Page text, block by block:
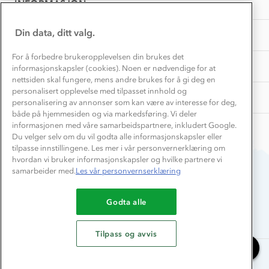
INFORMASJON
OM OSS
TIPS OG RÅD
Store størrelser
Turmat oppskrifter
Beredskap
AKTIVITETER
Leirskole 🥾
Barnehageansatt
Tips til hyttetur
Du betaler enkelt med
Din data, ditt valg.
For å forbedre brukeropplevelsen din brukes det
informasjonskapsler (cookies). Noen er nødvendige for at
nettsiden skal fungere, mens andre brukes for å gi deg en
personalisert opplevelse med tilpasset innhold og
personalisering av annonser som kan være av interesse for deg,
både på hjemmesiden og via markedsføring. Vi deler
informasjonen med våre samarbeidspartnere, inkludert Google.
Du velger selv om du vil godta alle informasjonskapsler eller
tilpasse innstillingene. Les mer i vår personvernerklæring om
hvordan vi bruker informasjonskapsler og hvilke partnere vi
samarbeider med.Les vår personvernserklæring
Godta alle
Tilpass og avvis